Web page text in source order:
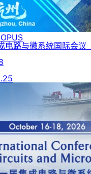
电路与微系统国际会议